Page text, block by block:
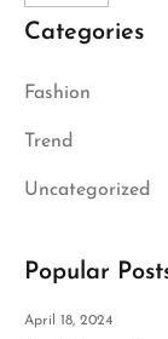
Categories
Fashion
Trend
Uncategorized
Popular
April 18, 2024